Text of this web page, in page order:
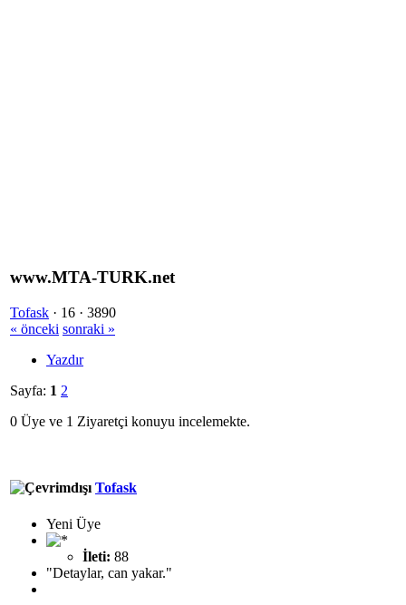
www.MTA-TURK.net
Tofask · 16 · 3890
« önceki sonraki »
Yazdır
Sayfa: 1 2
0 Üye ve 1 Ziyaretçi konuyu incelemekte.
Tofask
Yeni Üye
İleti: 88
"Detaylar, can yakar."